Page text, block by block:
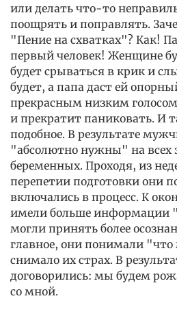
или делать что-то
поощрять и поправлять.
"Пение на схватках"? Как!
первый человек! Женщине
будет срываться в крик и
будет, а папа даст ей
прекрасным низким
и прекратит паниковать. И
подобное. В результате
"абсолютно нужны" на всех
беременных. Проходя, из
перепетии подготовки они
включались в процесс. К
имели больше информации
могли принять более
главное, они понимали "что
снимало их страх. В
договорились: мы будем
со мной.